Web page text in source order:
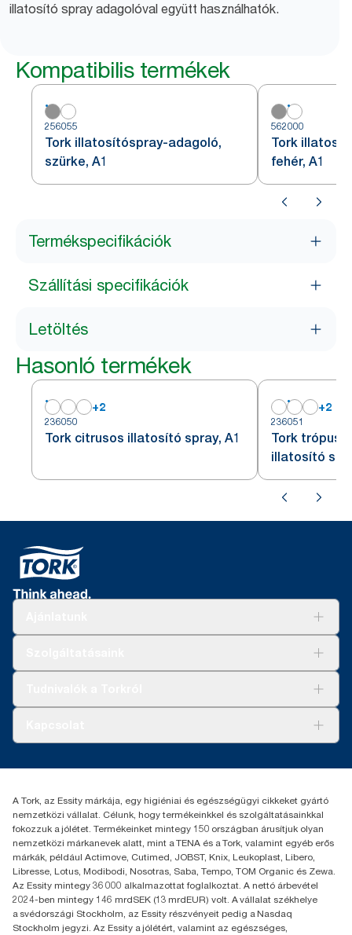
illatosító spray adagolóval együtt használhatók.
Kompatibilis termékek
256055
Tork illatosítóspray-adagoló,
szürke, A1
562000
Tork
fehér, A1
Termékspecifikációk
Szállítási specifikációk
Letöltés
Hasonló termékek
+2
236050
Tork citrusos illatosító spray, A1
+2
236051
Tork trópusi
illatosító
+36 1 392 2176
H-1021 Budapest
Budakeszi út 51.
A Tork, az Essity márkája, egy higiéniai és egészségügyi cikkeket gyártó
nemzetközi vállalat. Célunk, hogy termékeinkkel és szolgáltatásainkkal
fokozzuk a jólétet. Termékeinket mintegy 150 országban árusítjuk olyan
nemzetközi márkanevek alatt, mint a TENA és a Tork, valamint egyéb erős
márkák, például Actimove, Cutimed, JOBST, Knix, Leukoplast, Libero,
Libresse, Lotus, Modibodi, Nosotras, Saba, Tempo, TOM Organic és Zewa.
Az Essity mintegy 36 000 alkalmazottat foglalkoztat. A nettó árbevétel
2024-ben mintegy 146 mrdSEK (13 mrdEUR) volt. A vállalat székhelye
a svédországi Stockholm, az Essity részvényeit pedig a Nasdaq
Stockholm jegyzi. Az Essity a jólétért, valamint az egészséges,